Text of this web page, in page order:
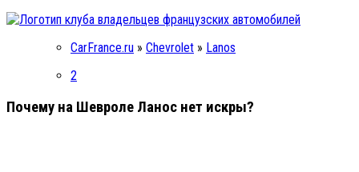
CarFrance.ru » Chevrolet » Lanos
2
Почему на Шевроле Ланос нет искры?